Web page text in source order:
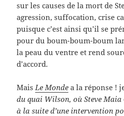
sur les causes de la mort de
agression, suffocation, crise
puisque c’est ainsi qu’il se
pour du boum-boum-boum
la peau du ventre et rend
d’accord.
MaisLe Monde a la réponse !
du quai Wilson, où Steve
à la suite d’une intervention